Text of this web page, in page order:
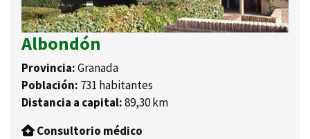
Albondón
Provincia:Granada
Población: 731 habitantes
Distancia a capital:89,30 km
Consultorio médico